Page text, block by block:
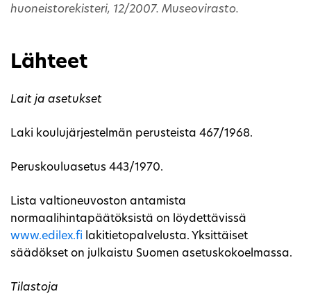
huoneistorekisteri, 12/2007. Museovirasto.
Lähteet
Lait ja asetukset
Laki koulujärjestelmän perusteista 467/1968.
Peruskouluasetus 443/1970.
Lista valtioneuvoston antamista
normaalihintapäätöksistä on löydettävissä
www.edilex.fi lakitietopalvelusta. Yksittäiset
säädökset on julkaistu Suomen asetuskokoelmassa.
Tilastoja